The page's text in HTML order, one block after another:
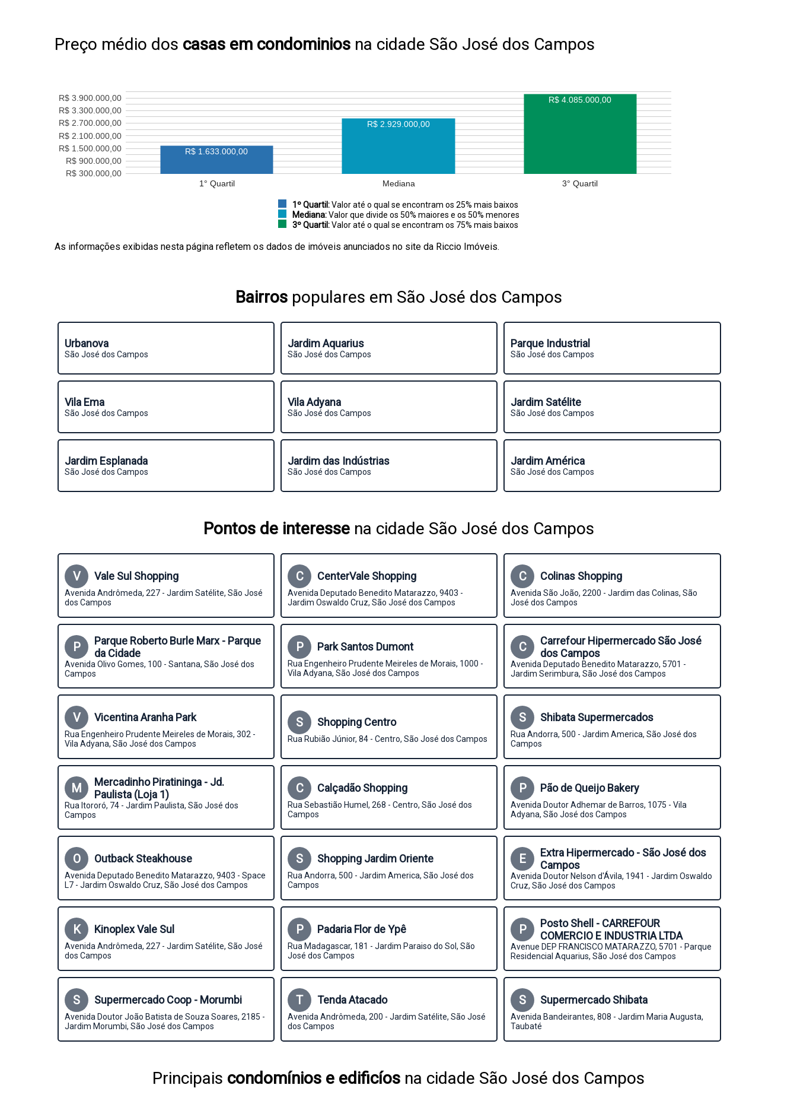
Preço médio dos casas em condominios na cidade São José dos Campos
1° Quartil Mediana 3° Quartil
R$ 300.000,00
R$ 900.000,00
R$ 1.500.000,00
R$ 2.100.000,00
R$ 2.700.000,00
R$ 3.300.000,00
R$ 3.900.000,00
R$ 1.633.000,00
R$ 2.929.000,00
R$ 4.085.000,00
1º Quartil:Valor até o qual se encontram os 25% mais baixos
Mediana:Valor que divide os 50% maiores e os 50% menores
3º Quartil:Valor até o qual se encontram os 75% mais baixos
As informações exibidas nesta página refletem os dados de imóveis anunciados no site da Riccio Imóveis.
Bairrospopulares em São José dos Campos
Urbanova
São José dos Campos
Jardim Aquarius
São José dos Campos
Parque Industrial
São José dos Campos
Vila Ema
São José dos Campos
Vila Adyana
São José dos Campos
Jardim Satélite
São José dos Campos
Jardim Esplanada
São José dos Campos
Jardim das Indústrias
São José dos Campos
Jardim América
São José dos Campos
Pontos de interessena cidade São José dos Campos
V Vale Sul Shopping
Avenida Andrômeda, 227 - Jardim Satélite, São José
dos Campos
C CenterVale Shopping
Avenida Deputado Benedito Matarazzo, 9403 -
Jardim Oswaldo Cruz, São José dos Campos
C Colinas Shopping
Avenida São João, 2200 - Jardim das Colinas, São
José dos Campos
P
Parque Roberto Burle Marx - Parque
da Cidade
Avenida Olivo Gomes, 100 - Santana, São José dos
Campos
P Park Santos Dumont
Rua Engenheiro Prudente Meireles de Morais, 1000 -
Vila Adyana, São José dos Campos
C
Carrefour Hipermercado São José
dos Campos
Avenida Deputado Benedito Matarazzo, 5701 -
Jardim Serimbura, São José dos Campos
V Vicentina Aranha Park
Rua Engenheiro Prudente Meireles de Morais, 302 -
Vila Adyana, São José dos Campos
S Shopping Centro
Rua Rubião Júnior, 84 - Centro, São José dos Campos
S Shibata Supermercados
Rua Andorra, 500 - Jardim America, São José dos
Campos
M
Mercadinho Piratininga - Jd.
Paulista (Loja 1)
Rua Itororó, 74 - Jardim Paulista, São José dos
Campos
C Calçadão Shopping
Rua Sebastião Humel, 268 - Centro, São José dos
Campos
P Pão de Queijo Bakery
Avenida Doutor Adhemar de Barros, 1075 - Vila
Adyana, São José dos Campos
O Outback Steakhouse
Avenida Deputado Benedito Matarazzo, 9403 - Space
L7 - Jardim Oswaldo Cruz, São José dos Campos
S Shopping Jardim Oriente
Rua Andorra, 500 - Jardim America, São José dos
Campos
E
Extra Hipermercado - São José dos
Campos
Avenida Doutor Nelson d'Ávila, 1941 - Jardim Oswaldo
Cruz, São José dos Campos
K Kinoplex Vale Sul
Avenida Andrômeda, 227 - Jardim Satélite, São José
dos Campos
P Padaria Flor de Ypê
Rua Madagascar, 181 - Jardim Paraiso do Sol, São
José dos Campos
P
Posto Shell - CARREFOUR
COMERCIO E INDUSTRIA LTDA
Avenue DEP FRANCISCO MATARAZZO, 5701 - Parque
Residencial Aquarius, São José dos Campos
S Supermercado Coop - Morumbi
Avenida Doutor João Batista de Souza Soares, 2185 -
Jardim Morumbi, São José dos Campos
T Tenda Atacado
Avenida Andrômeda, 200 - Jardim Satélite, São José
dos Campos
S Supermercado Shibata
Avenida Bandeirantes, 808 - Jardim Maria Augusta,
Taubaté
Principais condomínios e edificíos na cidade São José dos Campos